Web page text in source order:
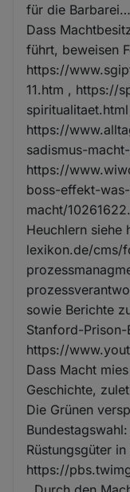
für die
Dass
führt, beweisen
https://
11.htm , https://
spiritualitaet.html
https://
sadismus-
https://
boss-effekt-
macht/
Heuchlern
lexikon.de/cms/
sowie Berichte
Stanford-
https://
Dass Macht
Geschichte,
Die Grünen
Rüstungsgüter
https://